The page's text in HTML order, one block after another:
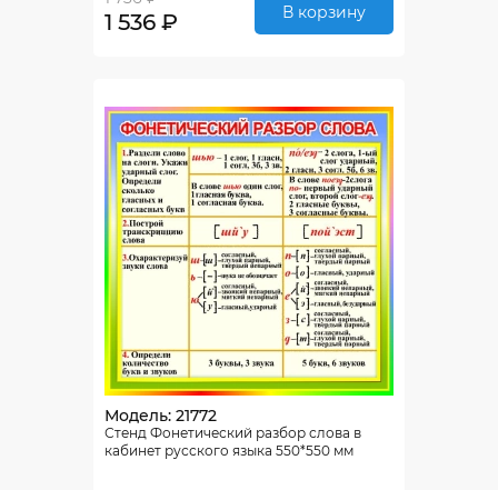
1 536 ₽ В корзину
Модель: 21772
Стенд Фонетический разбор слова в
кабинет русского языка 550*550 мм